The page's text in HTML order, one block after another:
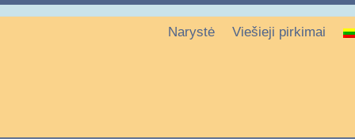
Narystė Viešieji pirkimai